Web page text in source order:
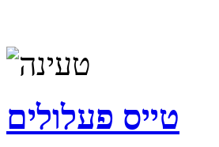
טייס פעלולים